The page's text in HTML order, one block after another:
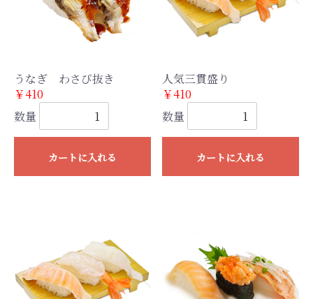
うなぎ わさび抜き
￥410
数量
カートに入れる
人気三貫盛り
￥410
数量
カートに入れる